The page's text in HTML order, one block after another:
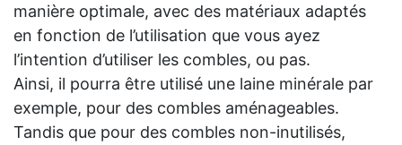
manière optimale, avec des matériaux adaptés
en fonction de l’utilisation que vous ayez
l’intention d’utiliser les combles, ou pas.
Ainsi, il pourra être utilisé une laine minérale par
exemple, pour des combles aménageables.
Tandis que pour des combles non-inutilisés,